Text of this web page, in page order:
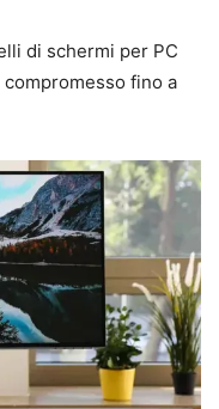
di schermi per PC
fino a